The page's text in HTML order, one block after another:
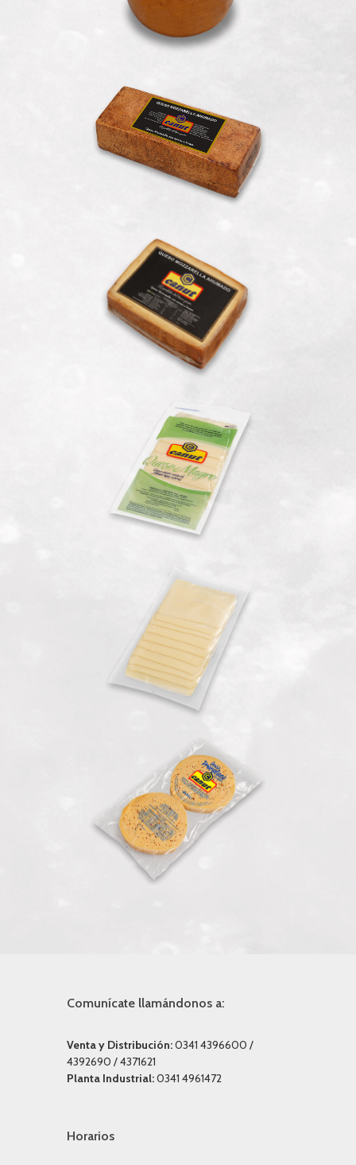
Mozzarella
Mozzarella Trozo
Magro Feteado
Mozzarella Feteada
Provoleta Condimentada
Parrillera
Comunícate llamándonos a:
Venta y Distribución:0341 4396600 /
4392690 / 4371621
Planta Industrial:0341 4961472
Horarios